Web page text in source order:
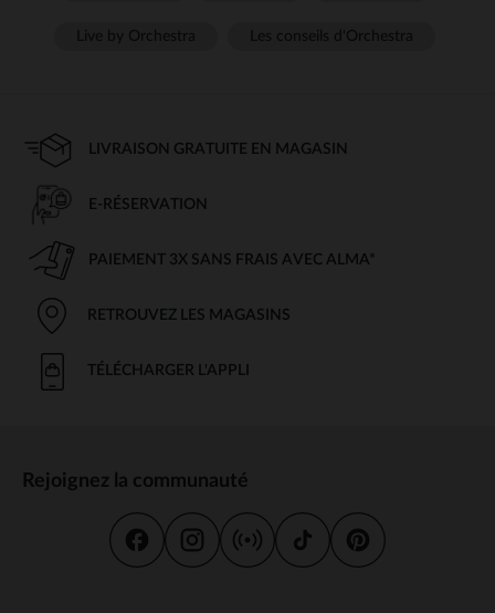
LIVRAISON GRATUITE EN MAGASIN
E-RÉSERVATION
PAIEMENT 3X SANS FRAIS AVEC ALMA*
RETROUVEZ LES MAGASINS
TÉLÉCHARGER L'APPLI
Rejoignez la communauté